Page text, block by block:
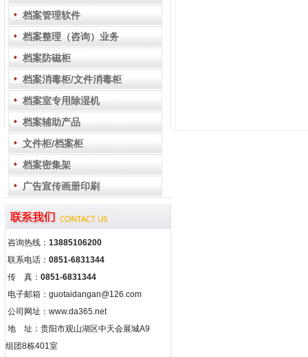
档案管理软件
档案整理（咨询）业务
档案防磁柜
档案消毒柜/文件消毒柜
档案室专用除湿机
档案辅助产品
文件柜/档案柜
档案密集架
广告宣传画册印刷
咨询热线： 13885106200
联系电话： 0851-6831344
传 真： 0851-6831344
电子邮箱：guotaidangan@126.com
公司网址：www.da365.net
地 址：贵阳市观山湖区中天会展城A9
组团8栋401室